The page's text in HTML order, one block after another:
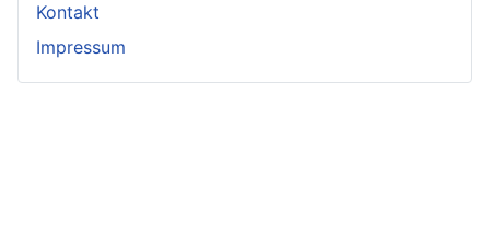
Kontakt
Impressum